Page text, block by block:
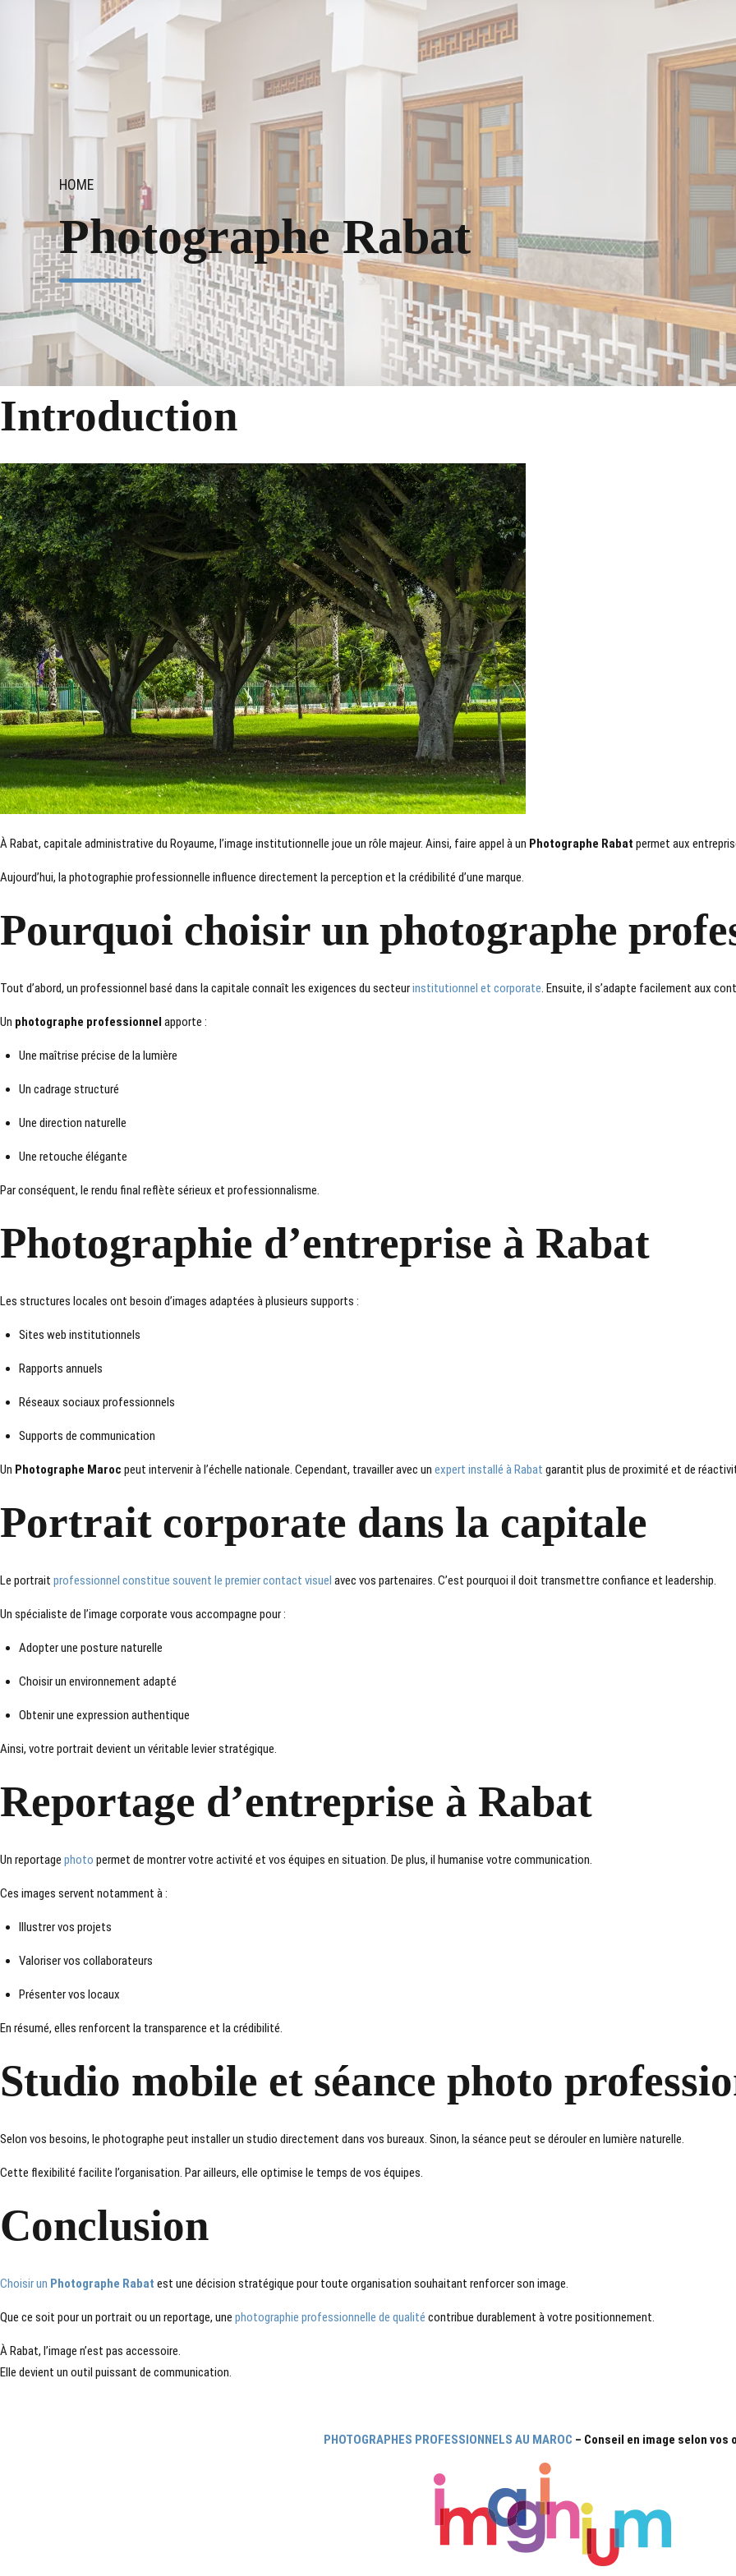
HOME
Photographe Rabat
Introduction
À Rabat, capitale administrative du Royaume, l’image institutionnelle joue un rôle majeur. Ainsi, faire appel à un Photographe Rabat permet aux
Aujourd’hui, la photographie professionnelle influence directement la perception et la crédibilité d’une marque.
Pourquoi choisir un photographe
Tout d’abord, un professionnel basé dans la capitale connaît les exigences du secteurinstitutionnel et corporate . Ensuite, il s’adapte facilement aux
Un photographe professionnel apporte :
Une maîtrise précise de la lumière
Un cadrage structuré
Une direction naturelle
Une retouche élégante
Par conséquent, le rendu final reflète sérieux et professionnalisme.
Photographie d’entreprise à Rabat
Les structures locales ont besoin d’images adaptées à plusieurs supports :
Sites web institutionnels
Rapports annuels
Réseaux sociaux professionnels
Supports de communication
Un Photographe Maroc peut intervenir à l’échelle nationale. Cependant, travailler avec un expert installé à Rabat garantit plus de proximité et de
Portrait corporate dans la capitale
Le portrait professionnel constitue souvent le premier contact visuel avec vos partenaires. C’est pourquoi il doit transmettre confiance et leadership.
Un spécialiste de l’image corporate vous accompagne pour :
Adopter une posture naturelle
Choisir un environnement adapté
Obtenir une expression authentique
Ainsi, votre portrait devient un véritable levier stratégique.
Reportage d’entreprise à Rabat
Un reportage photo permet de montrer votre activité et vos équipes en situation. De plus, il humanise votre communication.
Ces images servent notamment à :
Illustrer vos projets
Valoriser vos collaborateurs
Présenter vos locaux
En résumé, elles renforcent la transparence et la crédibilité.
Studio mobile et séance photo
Selon vos besoins, le photographe peut installer un studio directement dans vos bureaux. Sinon, la séance peut se dérouler en lumière naturelle.
Cette flexibilité facilite l’organisation. Par ailleurs, elle optimise le temps de vos équipes.
Conclusion
Choisir un Photographe Rabat est une décision stratégique pour toute organisation souhaitant renforcer son image.
Que ce soit pour un portrait ou un reportage, une photographie professionnelle de qualité contribue durablement à votre positionnement.
À Rabat, l’image n’est pas accessoire.
Elle devient un outil puissant de communication.
PHOTOGRAPHES PROFESSIONNELS AU MAROC – Conseil en image selon vos